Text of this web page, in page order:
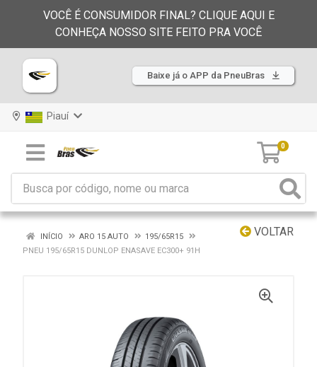
VOCÊ É CONSUMIDOR FINAL? CLIQUE AQUI E
CONHEÇA NOSSO SITE FEITO PRA VOCÊ
Baixe já o APP da PneuBras
Piauí
0
VOLTAR
INÍCIO ARO 15 AUTO
195/65R15
PNEU 195/65R15 DUNLOP ENASAVE EC300+ 91H